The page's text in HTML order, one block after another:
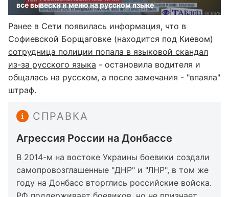
все вывески и меню на русском языке
Ранее в Сети появилась информация, что в
Софиевской Борщаговке (находится под Киевом)
сотрудница полиции попала в языковой скандал
из-за русского языка - остановила водителя и
общалась на русском, а после замечания - "впаяла"
штраф.
СПРАВКА
Агрессия России на Донбассе
В 2014-м на востоке Украины боевики создали
самопровозглашенные "ДНР" и "ЛНР", в том же
году на Донбасс вторглись российские войска.